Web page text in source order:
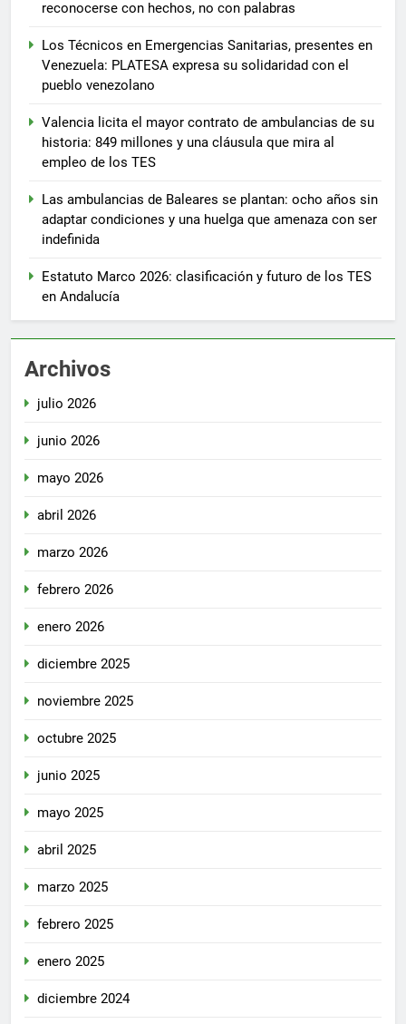
reconocerse con hechos, no con palabras
Los Técnicos en Emergencias Sanitarias, presentes en
Venezuela: PLATESA expresa su solidaridad con el
pueblo venezolano
Valencia licita el mayor contrato de ambulancias de su
historia: 849 millones y una cláusula que mira al
empleo de los TES
Las ambulancias de Baleares se plantan: ocho años sin
adaptar condiciones y una huelga que amenaza con ser
indefinida
Estatuto Marco 2026: clasificación y futuro de los TES
en Andalucía
Archivos
julio 2026
junio 2026
mayo 2026
abril 2026
marzo 2026
febrero 2026
enero 2026
diciembre 2025
noviembre 2025
octubre 2025
junio 2025
mayo 2025
abril 2025
marzo 2025
febrero 2025
enero 2025
diciembre 2024